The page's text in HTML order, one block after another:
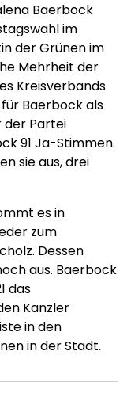
Baerbock
im
der Grünen im
Mehrheit der
Kreisverbands
Baerbock als
der Partei
91 Ja-Stimmen.
sie aus, drei
es in
zum
Dessen
aus. Baerbock
das
Kanzler
in den
in der Stadt.